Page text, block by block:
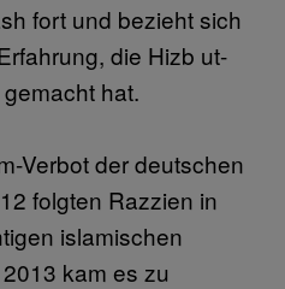
fort und bezieht sich
die Hizb ut-
hat.
Verbot der deutschen
folgten Razzien in
islamischen
kam es zu